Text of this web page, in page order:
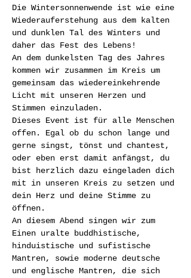
Die Wintersonnenwende ist wie eine
Wiederauferstehung aus dem kalten
und dunklen Tal des Winters und
daher das Fest des Lebens!
An dem dunkelsten Tag des Jahres
kommen wir zusammen im Kreis um
gemeinsam das wiedereinkehrende
Licht mit unseren Herzen und
Stimmen einzuladen.
Dieses Event ist für alle Menschen
offen. Egal ob du schon lange und
gerne singst, tönst und chantest,
oder eben erst damit anfängst, du
bist herzlich dazu eingeladen dich
mit in unseren Kreis zu setzen und
dein Herz und deine Stimme zu
öffnen.
An diesem Abend singen wir zum
Einen uralte buddhistische,
hinduistische und sufistische
Mantren, sowie moderne deutsche
und englische Mantren, die sich